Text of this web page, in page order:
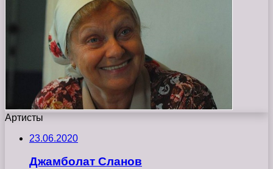
Артисты
23.06.2020
Джамболат Сланов